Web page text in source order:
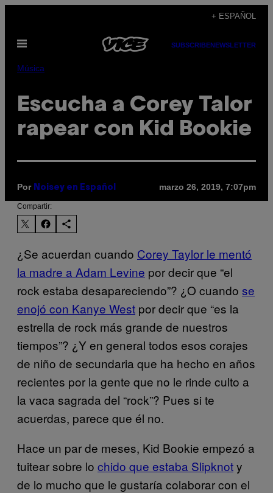
contenido
+ ESPAÑOL
Abrir
SUBSCRIBENEWSLETTER
Música
Escucha a Corey Talor
rapear con Kid Bookie
Por Noisey en Español marzo 26, 2019, 7:07pm
Compartir:
¿Se acuerdan cuando Corey Taylor le mentó
la madre a Adam Levine por decir que “el
rock estaba desapareciendo”? ¿O cuando se
enojó con Kanye West por decir que “es la
estrella de rock más grande de nuestros
tiempos”? ¿Y en general todos esos corajes
de niño de secundaria que ha hecho en años
recientes por la gente que no le rinde culto a
la vaca sagrada del “rock”? Pues si te
acuerdas, parece que él no.
Hace un par de meses, Kid Bookie empezó a
tuitear sobre lo chido que estaba Slipknoty
de lo mucho que le gustaría colaborar con el